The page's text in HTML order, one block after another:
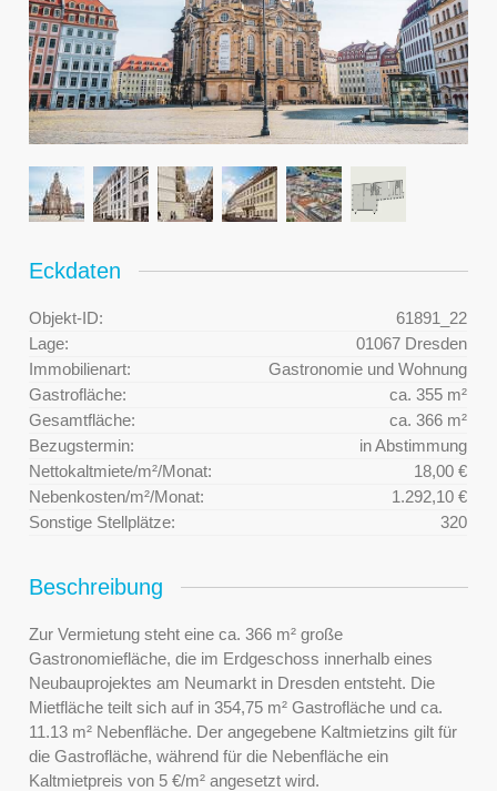
Eckdaten
Objekt-ID:
61891_22
Lage:
01067 Dresden
Immobilienart:
Gastronomie und Wohnung
Gastrofläche:
ca. 355 m²
Gesamtfläche:
ca. 366 m²
Bezugstermin:
in Abstimmung
Nettokaltmiete/m²/Monat:
18,00 €
Nebenkosten/m²/Monat:
1.292,10 €
Sonstige Stellplätze:
320
Beschreibung
Zur Vermietung steht eine ca. 366 m² große
Gastronomiefläche, die im Erdgeschoss innerhalb eines
Neubauprojektes am Neumarkt in Dresden entsteht. Die
Mietfläche teilt sich auf in 354,75 m² Gastrofläche und ca.
11.13 m² Nebenfläche. Der angegebene Kaltmietzins gilt für
die Gastrofläche, während für die Nebenfläche ein
Kaltmietpreis von 5 €/m² angesetzt wird.